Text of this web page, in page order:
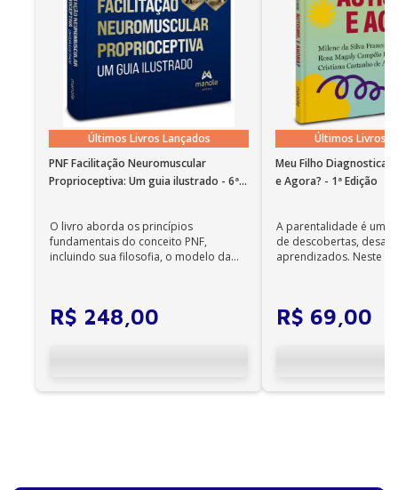
Últimos Livros Lançados
PNF Facilitação Neuromuscular
Proprioceptiva: Um guia ilustrado - 6ª
O livro aborda os princípios
fundamentais do conceito PNF,
incluindo sua filosofia, o modelo da
R$ 248,00
Últimos Livros
Meu Filho
e Agora? - 1ª Edição
A parentalidade é uma
de descobertas,
aprendizados. Neste
R$ 69,00